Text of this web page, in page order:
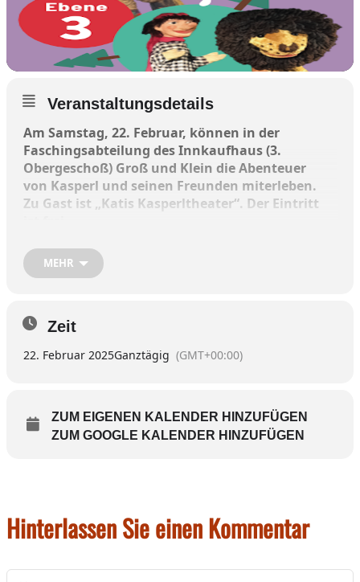
Veranstaltungsdetails
Am Samstag, 22. Februar, können in der
Faschingsabteilung des Innkaufhaus (3.
Obergeschoß) Groß und Klein die Abenteuer
von Kasperl und seinen Freunden miterleben.
Zu Gast ist „Katis Kasperltheater“. Der Eintritt
Es finden drei Aufführungen von jeweils zirka 20
Minuten statt: Um
MEHR
Zeit
22. Februar 2025Ganztägig (GMT+00:00)
ZUM EIGENEN KALENDER HINZUFÜGEN
ZUM GOOGLE KALENDER HINZUFÜGEN
Hinterlassen Sie einen Kommentar